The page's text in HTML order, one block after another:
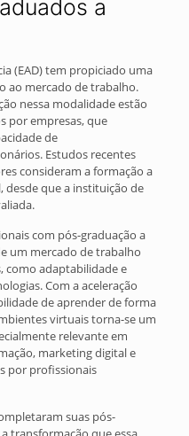
a
(EAD) tem propiciado uma
ao mercado de trabalho.
nessa modalidade estão
por empresas, que
de
Estudos recentes
consideram a formação a
desde que a instituição de
com pós-graduação a
um mercado de trabalho
como adaptabilidade e
Com a aceleração
de aprender de forma
virtuais torna-se um
relevante em
marketing digital e
por profissionais
suas pós-